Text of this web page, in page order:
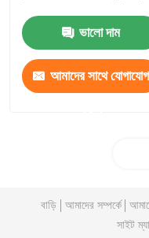
ভালো দাম
আমাদের সাথে যোগাযোগ
বাড়ি আমাদের সম্পর্কে
সাইট